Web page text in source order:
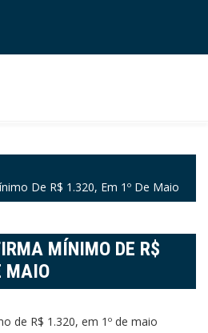
De R$ 1.320, Em 1º De Maio
MÍNIMO DE R$
MAIO